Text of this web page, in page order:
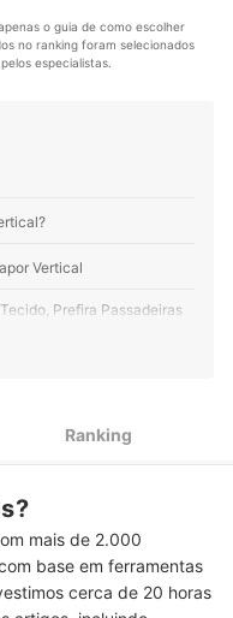
econômicas, sempre
dos espaços e ao
atua com produção
o guia de como escolher
no ranking foram selecionados
especialistas.
Vertical
Prefira Passadeiras
Passadeira a Vapor
a Vapor Mais Úteis
Vapor Vertical
Ranking
mais de 2.000
base em ferramentas
cerca de 20 horas